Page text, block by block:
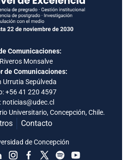
Comunicaciones:
Monsalve
de Comunicaciones:
Urrutia Sepúlveda
+56 41 220 4597
noticias@udec.cl
Universitario, Concepción, Chile.
Contacto
de Concepción